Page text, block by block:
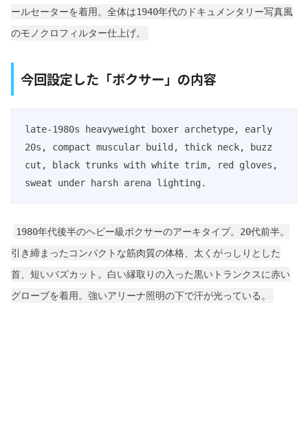
ールセーターを着用。全体は1940年代のドキュメンタリー写真風
のモノクロフィルター仕上げ。
今回設定した「ボクサー」の内容
late-1980s heavyweight boxer archetype, early
20s, compact muscular build, thick neck, buzz
cut, black trunks with white trim, red gloves,
1980年代後半のヘビー級ボクサーのアーキタイプ。20代前半。
引き締まったコンパクトな筋肉質の体格、太くがっしりとした
首、短いバズカット。白い縁取りの入った黒いトランクスに赤い
グローブを着用。強いアリーナ照明の下で汗が光っている。